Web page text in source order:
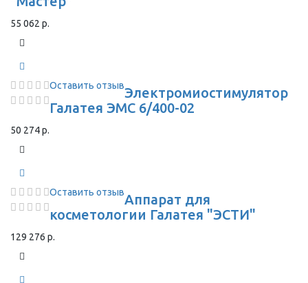
55 062 р.
Оставить отзывЭлектромиостимулятор
Галатея ЭМС 6/400-02
50 274 р.
Оставить отзывАппарат для
косметологии Галатея "ЭСТИ"
129 276 р.